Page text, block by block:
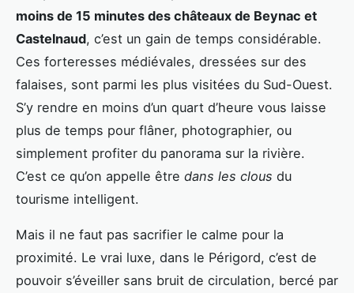
moins de 15 minutes des châteaux de Beynac et
Castelnaud, c’est un gain de temps considérable.
Ces forteresses médiévales, dressées sur des
falaises, sont parmi les plus visitées du Sud-Ouest.
S’y rendre en moins d’un quart d’heure vous laisse
plus de temps pour flâner, photographier, ou
simplement profiter du panorama sur la rivière.
C’est ce qu’on appelle être dans les clous du
tourisme intelligent.
Mais il ne faut pas sacrifier le calme pour la
proximité. Le vrai luxe, dans le Périgord, c’est de
pouvoir s’éveiller sans bruit de circulation, bercé par